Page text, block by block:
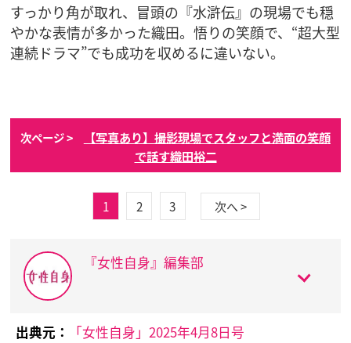
すっかり角が取れ、冒頭の『水滸伝』の現場でも穏
やかな表情が多かった織田。悟りの笑顔で、“超大型
連続ドラマ”でも成功を収めるに違いない。
次ページ >
【写真あり】撮影現場でスタッフと満面の笑顔
で話す織田裕二
1 2 3 次へ >
『女性自身』編集部
出典元： 「女性自身」2025年4月8日号